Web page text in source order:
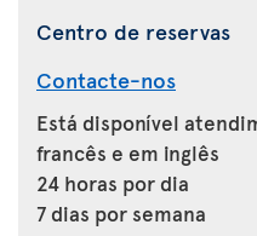
Centro de reservas
Contacte-nos
Está disponível
francês e em inglês
24 horas por dia
7 dias por semana